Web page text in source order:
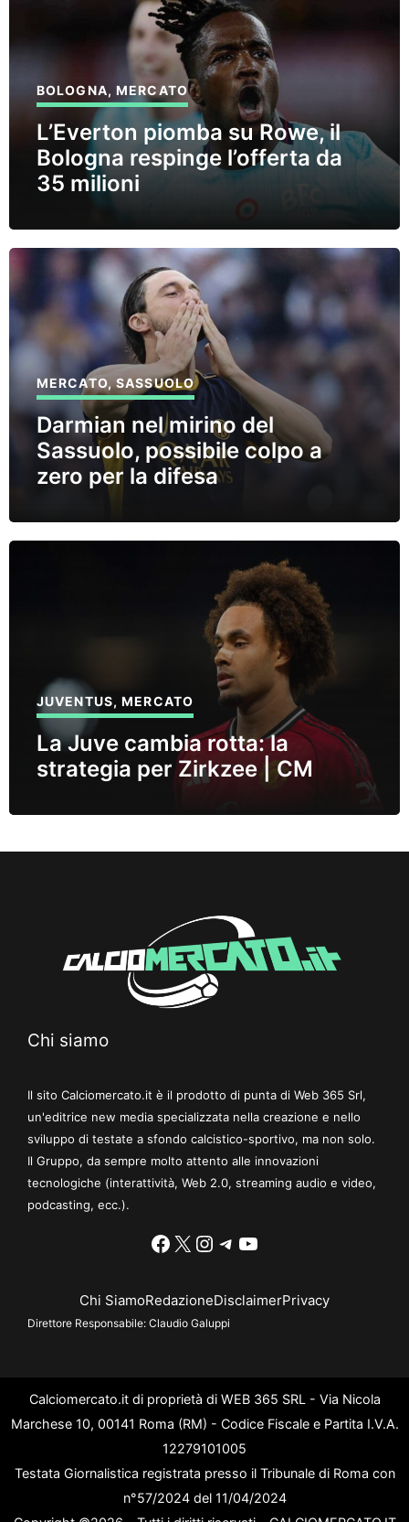
BOLOGNA, MERCATO
L’Everton piomba su Rowe, il
Bologna respinge l’offerta da
35 milioni
MERCATO,SASSUOLO
Darmian nel mirino del
Sassuolo, possibile colpo a
zero per la difesa
JUVENTUS,MERCATO
La Juve cambia rotta: la
strategia per Zirkzee | CM
Chi siamo
Il sito Calciomercato.it è il prodotto di punta di Web 365 Srl,
un'editrice new media specializzata nella creazione e nello
sviluppo di testate a sfondo calcistico-sportivo, ma non solo.
Il Gruppo, da sempre molto attento alle innovazioni
tecnologiche (interattività, Web 2.0, streaming audio e video,
podcasting, ecc.).
Facebook
X Instagram
Telegram
YouTube
Chi SiamoRedazioneDisclaimerPrivacy
Direttore Responsabile: Claudio Galuppi
Calciomercato.it di proprietà di WEB 365 SRL - Via Nicola
Marchese 10, 00141 Roma (RM) - Codice Fiscale e Partita I.V.A.
12279101005
Testata Giornalistica registrata presso il Tribunale di Roma con
n°57/2024 del 11/04/2024